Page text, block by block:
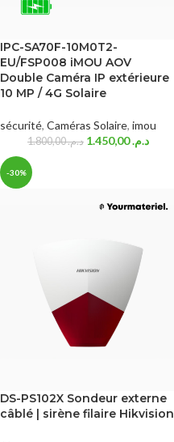
IPC-SA70F-10M0T2-
EU/FSP008 iMOU AOV
Double Caméra IP extérieure
10 MP / 4G Solaire
sécurité, Caméras Solaire, imou
د.م.1.800,00 د.م.1.450,00
-30%
DS-PS102X Sondeur externe
câblé | sirène filaire Hikvision